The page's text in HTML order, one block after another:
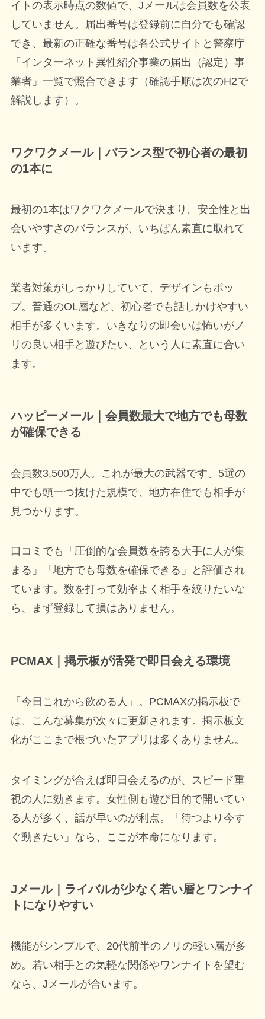
イトの表示時点の数値で、Jメールは会員数を公表
していません。届出番号は登録前に自分でも確認
でき、最新の正確な番号は各公式サイトと警察庁
「インターネット異性紹介事業の届出（認定）事
業者」一覧で照合できます（確認手順は次のH2で
解説します）。
ワクワクメール｜バランス型で初心者の最初
の1本に
最初の1本はワクワクメールで決まり。安全性と出
会いやすさのバランスが、いちばん素直に取れて
います。
業者対策がしっかりしていて、デザインもポッ
プ。普通のOL層など、初心者でも話しかけやすい
相手が多くいます。いきなりの即会いは怖いがノ
リの良い相手と遊びたい、という人に素直に合い
ます。
ハッピーメール｜会員数最大で地方でも母数
が確保できる
会員数3,500万人。これが最大の武器です。5選の
中でも頭一つ抜けた規模で、地方在住でも相手が
見つかります。
口コミでも「圧倒的な会員数を誇る大手に人が集
まる」「地方でも母数を確保できる」と評価され
ています。数を打って効率よく相手を絞りたいな
ら、まず登録して損はありません。
PCMAX｜掲示板が活発で即日会える環境
「今日これから飲める人」。PCMAXの掲示板で
は、こんな募集が次々に更新されます。掲示板文
化がここまで根づいたアプリは多くありません。
タイミングが合えば即日会えるのが、スピード重
視の人に効きます。女性側も遊び目的で開いてい
る人が多く、話が早いのが利点。「待つより今す
ぐ動きたい」なら、ここが本命になります。
Jメール｜ライバルが少なく若い層とワンナイ
トになりやすい
機能がシンプルで、20代前半のノリの軽い層が多
め。若い相手との気軽な関係やワンナイトを望む
なら、Jメールが合います。